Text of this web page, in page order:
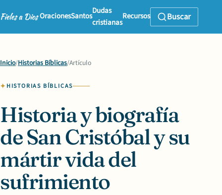
OracionesSantos
Dudas
cristianas
Recursos Buscar
Inicio/Historias Bíblicas/Artículo
HISTORIAS BÍBLICAS
Historia y biografía
de San Cristóbal y su
mártir vida del
sufrimiento